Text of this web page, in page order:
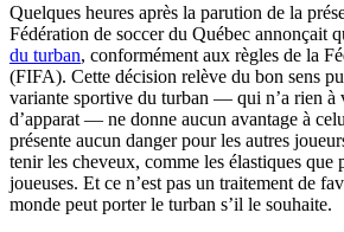
Quelques heures après la parution de la
Fédération de soccer du Québec annonçait
du turban, conformément aux règles de la
(FIFA). Cette décision relève du bon sens
variante sportive du turban — qui n’a rien à
d’apparat — ne donne aucun avantage à
présente aucun danger pour les autres
tenir les cheveux, comme les élastiques que
joueuses. Et ce n’est pas un traitement de
monde peut porter le turban s’il le souhaite.